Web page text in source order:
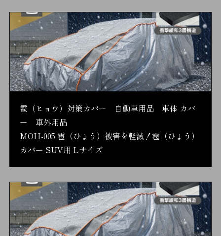
雹（ヒョウ）対策カバー 自動車用品 車体 カバ
ー 車外用品
MOH-005 雹（ひょう）被害を軽減！雹（ひょう）
カバー SUV用 Lサイズ